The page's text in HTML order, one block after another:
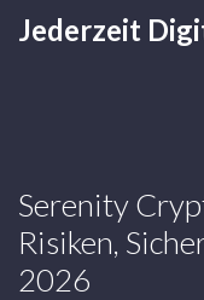
Jederzeit
Serenity
Risiken,
2026